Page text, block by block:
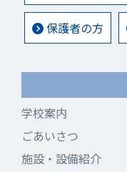
保護者の方
学校案内
ごあいさつ
施設・設備紹介